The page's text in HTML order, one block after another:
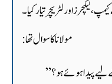
لیکچرز اور لٹریچر تیار کیا۔
مولانا کا سوال تھا:
لیے پیدا ہوئے ہو؟”